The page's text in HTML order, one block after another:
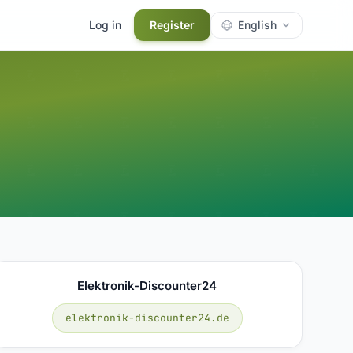
Log in Register English
Elektronik-Discounter24
elektronik-discounter24.de